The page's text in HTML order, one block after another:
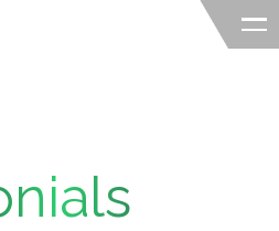
先端科学技術大学院大学
バイオサイエンス領域